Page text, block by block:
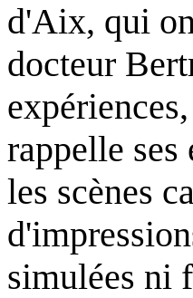
d'Aix, qui
docteur
rappelle
les scènes
simulées ni